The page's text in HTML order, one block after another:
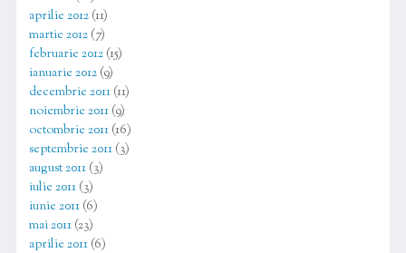
aprilie 2012(11)
martie 2012(7)
februarie 2012(15)
ianuarie 2012(9)
decembrie 2011(11)
noiembrie 2011(9)
octombrie 2011(16)
septembrie 2011(3)
august 2011(3)
iulie 2011(3)
iunie 2011(6)
mai 2011(23)
aprilie 2011(6)